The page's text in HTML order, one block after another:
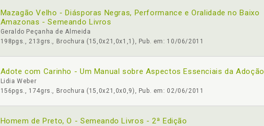
Mazagão Velho - Diásporas Negras, Performance e Oralidade no Baixo
Amazonas - Semeando Livros
Geraldo Peçanha de Almeida
198pgs., 213grs., Brochura (15,0x21,0x1,1), Pub. em: 10/06/2011
Adote com Carinho - Um Manual sobre Aspectos Essenciais da Adoção
Lidia Weber
156pgs., 174grs., Brochura (15,0x21,0x0,9), Pub. em: 02/06/2011
Homem de Preto, O - Semeando Livros - 2ª Edição